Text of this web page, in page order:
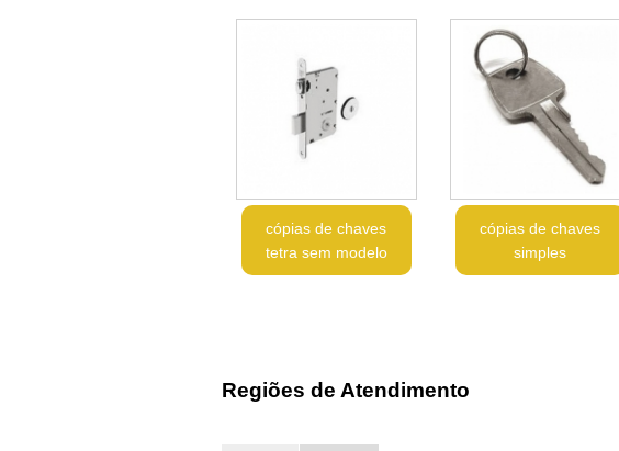
cópias de chaves
tetra sem modelo
cópias de chaves
simples
Regiões de Atendimento